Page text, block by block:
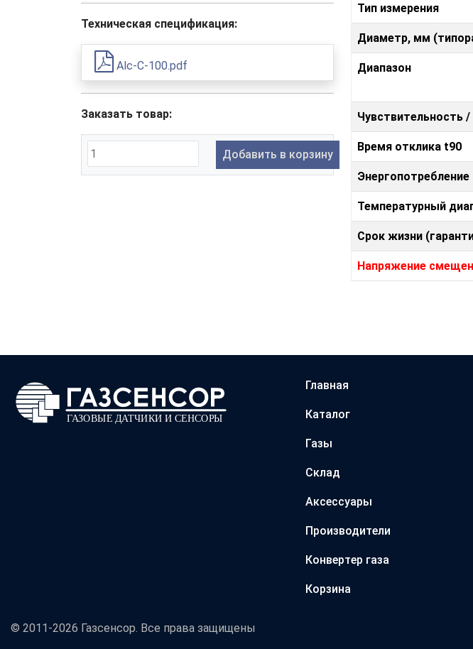
Техническая спецификация:
Alc-C-100.pdf
Заказать товар:
Добавить в корзину
Тип измерения
Диаметр, мм
Диапазон
Чувствительность
Время отклика t90
Энергопотребление
Температурный
Срок жизни
Напряжение
Главная
Каталог
Газы
Склад
Аксессуары
Производители
Конвертер газа
Корзина
© 2011-2026 Газсенсор. Все права защищены